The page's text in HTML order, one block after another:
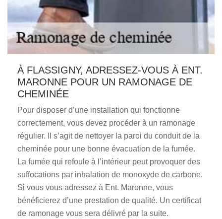
À FLASSIGNY, ADRESSEZ-VOUS À ENT.
MARONNE POUR UN RAMONAGE DE
CHEMINÉE
Pour disposer d’une installation qui fonctionne
correctement, vous devez procéder à un ramonage
régulier. Il s’agit de nettoyer la paroi du conduit de la
cheminée pour une bonne évacuation de la fumée.
La fumée qui refoule à l’intérieur peut provoquer des
suffocations par inhalation de monoxyde de carbone.
Si vous vous adressez à Ent. Maronne, vous
bénéficierez d’une prestation de qualité. Un certificat
de ramonage vous sera délivré par la suite.